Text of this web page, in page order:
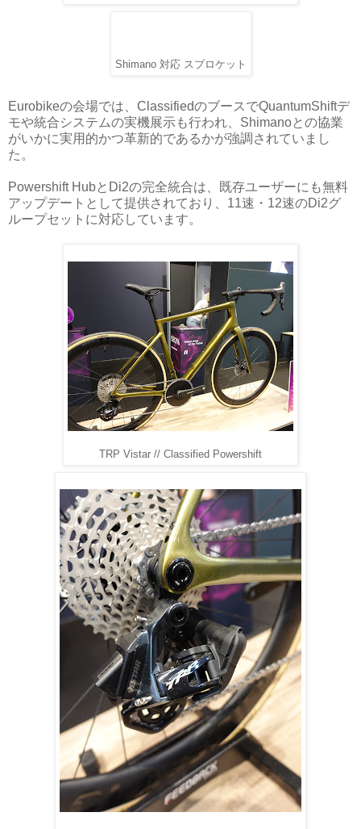
Shimano 対応 スプロケット
Eurobikeの会場では、ClassifiedのブースでQuantumShiftデ
モや統合システムの実機展示も行われ、Shimanoとの協業
がいかに実用的かつ革新的であるかが強調されていまし
た。
Powershift HubとDi2の完全統合は、既存ユーザーにも無料
アップデートとして提供されており、11速・12速のDi2グ
ループセットに対応しています。
TRP Vistar // Classified Powershift